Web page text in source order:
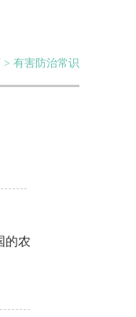
有害防治常识
的农